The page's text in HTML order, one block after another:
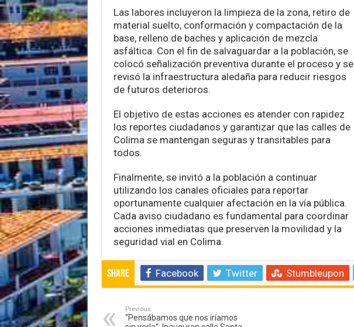
Las labores incluyeron la limpieza de la zona, retiro de
material suelto, conformación y compactación de la
base, relleno de baches y aplicación de mezcla
asfáltica. Con el fin de salvaguardar a la población, se
colocó señalización preventiva durante el proceso y se
revisó la infraestructura aledaña para reducir riesgos
de futuros deterioros.
El objetivo de estas acciones es atender con rapidez
los reportes ciudadanos y garantizar que las calles de
Colima se mantengan seguras y transitables para
todos.
Finalmente, se invitó a la población a continuar
utilizando los canales oficiales para reportar
oportunamente cualquier afectación en la vía pública.
Cada aviso ciudadano es fundamental para coordinar
acciones inmediatas que preserven la movilidad y la
seguridad vial en Colima.
Share Facebook Twitter Stumbleupon
Previous
“Pensábamos que nos iríamos